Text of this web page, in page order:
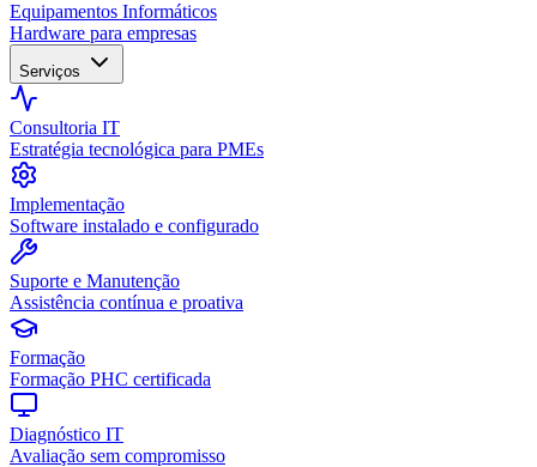
Equipamentos Informáticos
Hardware para empresas
Serviços
Consultoria IT
Estratégia tecnológica para PMEs
Implementação
Software instalado e configurado
Suporte e Manutenção
Assistência contínua e proativa
Formação
Formação PHC certificada
Diagnóstico IT
Avaliação sem compromisso